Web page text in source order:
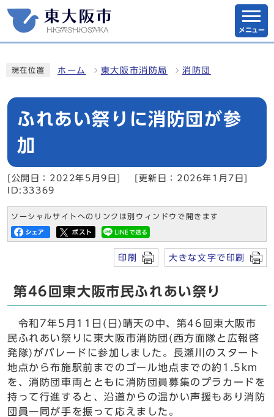
メニュー
現在位置 ホーム 東大阪市消防局 消防団
ふれあい祭りに消防団が参
加
[公開日：2022年5月9日]
[更新日：2026年1月7日]
ID:33369
ソーシャルサイトへのリンクは別ウィンドウで開きます
印刷 大きな文字で印刷
第46回東大阪市民ふれあい祭り
令和7年5月11日(日)晴天の中、第46回東大阪市
民ふれあい祭りに東大阪市消防団(西方面隊と広報啓
発隊)がパレードに参加しました。長瀬川のスタート
地点から布施駅前までのゴール地点までの約1.5km
を、消防団車両とともに消防団員募集のプラカードを
持って行進すると、沿道からの温かい声援もあり消防
団員一同が手を振って応えました。